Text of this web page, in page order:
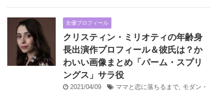
女優プロフィール
クリスティン・ミリオティの年齢身
長出演作プロフィール＆彼氏は？か
わいい画像まとめ「パーム・スプリ
ングス」サラ役
2021/04/09 ママと恋に落ちるまで モダン・